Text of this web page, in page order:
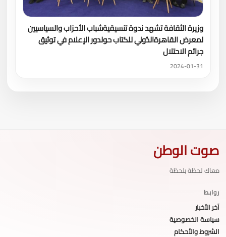
وزيرة الثقافة تشهد ندوة تنسيقيةشباب الأحزاب والسياسيين
لمعرض القاهرةالدُولي للكتاب حولدور الإعلام في توثيق
جرائم الاحتلال
2024-01-31
صوت الوطن
معاك لحظة بلحظة
روابط
آخر الأخبار
سياسة الخصوصية
الشروط والأحكام